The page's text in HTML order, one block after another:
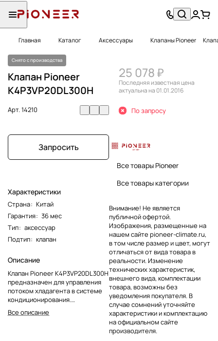
Главная Каталог Аксессуары Клапаны Pioneer
Снято с производства
Клапан Pioneer
K4P3VP20DL300H
Арт.14210
Запросить
Характеристики
Страна: Китай
Гарантия: 36 мес
Тип: аксессуар
Подтип: клапан
Описание
Клапан Pioneer K4P3VP20DL300H
предназначен для управления
потоком хладагента в системе
кондиционирования.
Используется как сменный узел
при ремонте и обслуживании
Все описание
25 078 ₽
Последняя известная цена
актуальна на 01.01.2016
По запросу
Все товары Pioneer
Все товары категории
Внимание! Не является
публичной офертой.
Изображения, размещенные на
нашем сайте pioneer-climate.ru,
в том числе размер и цвет, могут
отличаться от вида товара в
реальности. Изменение
технических характеристик,
внешнего вида, комплектации
товара, возможны без
уведомления покупателя. В
случае сомнений уточняйте
характеристики и комплектацию
на официальном сайте
производителя.